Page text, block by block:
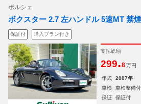
ポルシェ
ボクスター 2.7 左ハンドル 5速MT 禁
保証付 購入プラン付き
支払総額
299.8 万円
年式 2007年
車検
車検整備付
保証
保証付